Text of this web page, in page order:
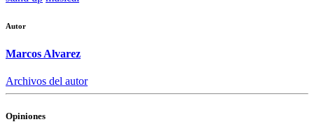
Autor
Marcos Alvarez
Archivos del autor
Opiniones